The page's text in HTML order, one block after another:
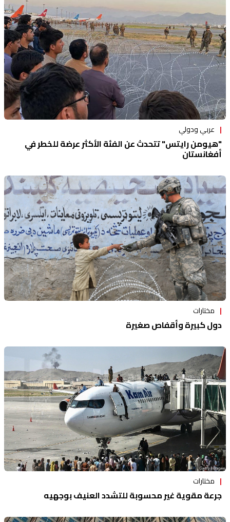
عربي ودولي
"هيومن رايتس" تتحدث عن الفئة الأكثر عرضة للخطر في
أفغانستان
مختارات
دول كبيرة وأقفاص صغيرة
مختارات
جرعة مقوية غير محسوبة للتشدد العنيف بوجهيه